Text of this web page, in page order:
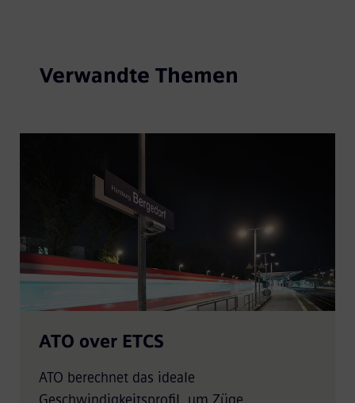
Verwandte Themen
ATO over ETCS
ATO berechnet das ideale